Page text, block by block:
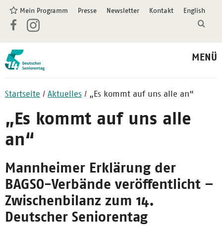
Mein Programm Presse Newsletter Kontakt English
MENÜ
Startseite Aktuelles „Es kommt auf uns alle an“
„Es kommt auf uns alle
an“
Mannheimer Erklärung der
BAGSO-Verbände veröffentlicht –
Zwischenbilanz zum 14.
Deutscher Seniorentag